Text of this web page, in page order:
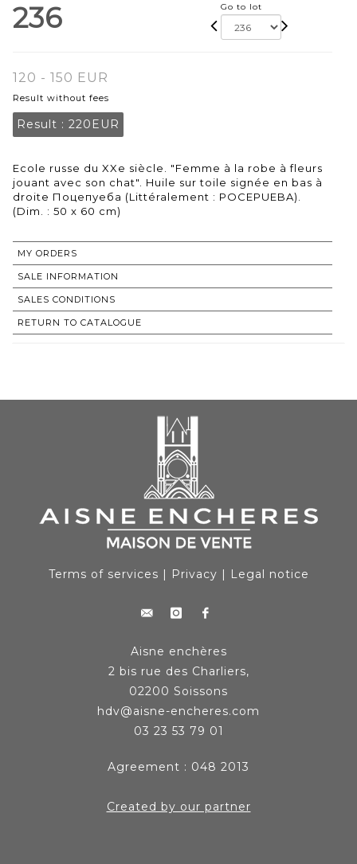
236 Go to lot
120 - 150 EUR
Result without fees
Result : 220EUR
Ecole russe du XXe siècle. "Femme à la robe à fleurs
jouant avec son chat". Huile sur toile signée en bas à
droite Поцепуеба (Littéralement : POCEPUEBA).
(Dim. : 50 x 60 cm)
MY ORDERS
SALE INFORMATION
SALES CONDITIONS
RETURN TO CATALOGUE
Terms of services | Privacy | Legal notice
Aisne enchères
2 bis rue des Charliers,
02200 Soissons
hdv@aisne-encheres.com
03 23 53 79 01
Agreement : 048 2013
Created by our partner